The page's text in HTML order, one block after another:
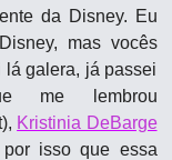
da Disney. Eu
mas vocês
galera, já passei
me lembrou
Kristinia DeBarge
isso que essa